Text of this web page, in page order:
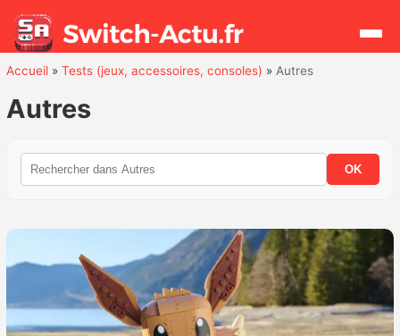
Actualités
Hardware
Mises à jour
Accueil» Tests (jeux, accessoires, consoles) » Autres
Autres
OK